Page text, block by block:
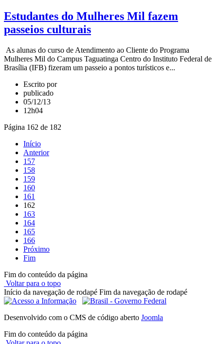
Estudantes do Mulheres Mil fazem
passeios culturais
As alunas do curso de Atendimento ao Cliente do Programa
Mulheres Mil do Campus Taguatinga Centro do Instituto Federal de
Brasília (IFB) fizeram um passeio a pontos turísticos e...
Escrito por
publicado
05/12/13
12h04
Página 162 de 182
Início
Anterior
157
158
159
160
161
162
163
164
165
166
Próximo
Fim
Fim do conteúdo da página
Voltar para o topo
Início da navegação de rodapé Fim da navegação de rodapé
Desenvolvido com o CMS de código aberto Joomla
Fim do conteúdo da página